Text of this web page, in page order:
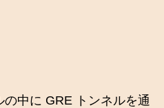
中に GRE トンネルを通